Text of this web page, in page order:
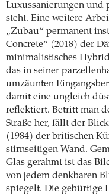
Luxussanierungen und
steht. Eine weitere
„Zubau“ permanent
Concrete“ (2018) der
minimalistisches
das in seiner
umzäunten
damit eine ungleich
reflektiert. Betritt man
Straße her, fällt der
(1984) der britischen
stirnseitigen Wand.
Glas gerahmt ist das
von jedem denkbaren
spiegelt. Die gebürtige